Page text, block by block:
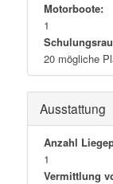
Motorboote:
1
20 mögliche
Ausstattung
Anzahl
1
Vermittlung